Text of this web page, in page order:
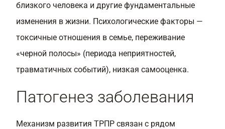
близкого человека и другие фундаментальные
изменения в жизни. Психологические факторы —
токсичные отношения в семье, переживание
«черной полосы» (периода неприятностей,
травматичных событий), низкая самооценка.
Патогенез заболевания
Механизм развития ТРПР связан с рядом